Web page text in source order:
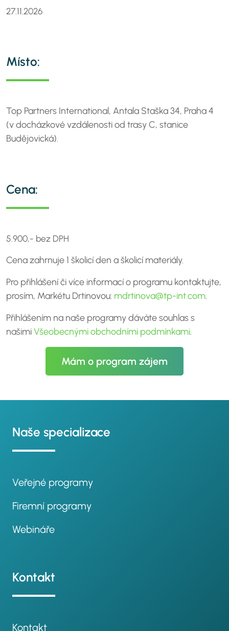
27.11.2026
Místo:
Top Partners International, Antala Staška 34, Praha 4
(v docházkové vzdálenosti od trasy C, stanice
Budějovická).
Cena:
5.900,- bez DPH
Cena zahrnuje 1 školicí den a školicí materiály.
Pro přihlášení či více informací o programu kontaktujte,
prosím, Markétu Drtinovou: mdrtinova@tp-int.com.
Přihlášením na naše programy dáváte souhlas s
našimiVšeobecnými obchodními podmínkami.
Mám o program zájem
Naše specializace
Veřejné programy
Firemní programy
Webináře
Kontakt
Kontakt